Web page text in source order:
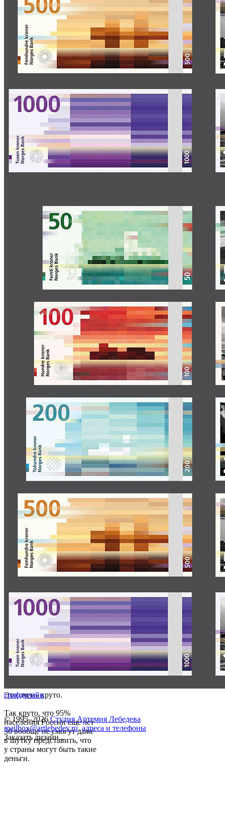
Это очень круто.
Так круто, что 95%
населения России еще лет
30 вообще не смогут даже
в шутку представить, что
у страны могут быть такие
деньги.
графдизайн
© 1995–2026 Студия Артемия Лебедева
mailbox@artlebedev.ru, адреса и телефоны
Заказать дизайн...